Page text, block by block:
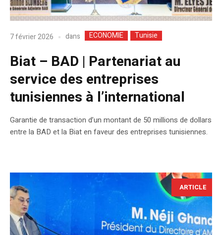
7 février 2026 dans ECONOMIE Tunisie
Biat – BAD | Partenariat au
service des entreprises
tunisiennes à l’international
Garantie de transaction d’un montant de 50 millions de dollars
entre la BAD et la Biat en faveur des entreprises tunisiennes.
ARTICLE